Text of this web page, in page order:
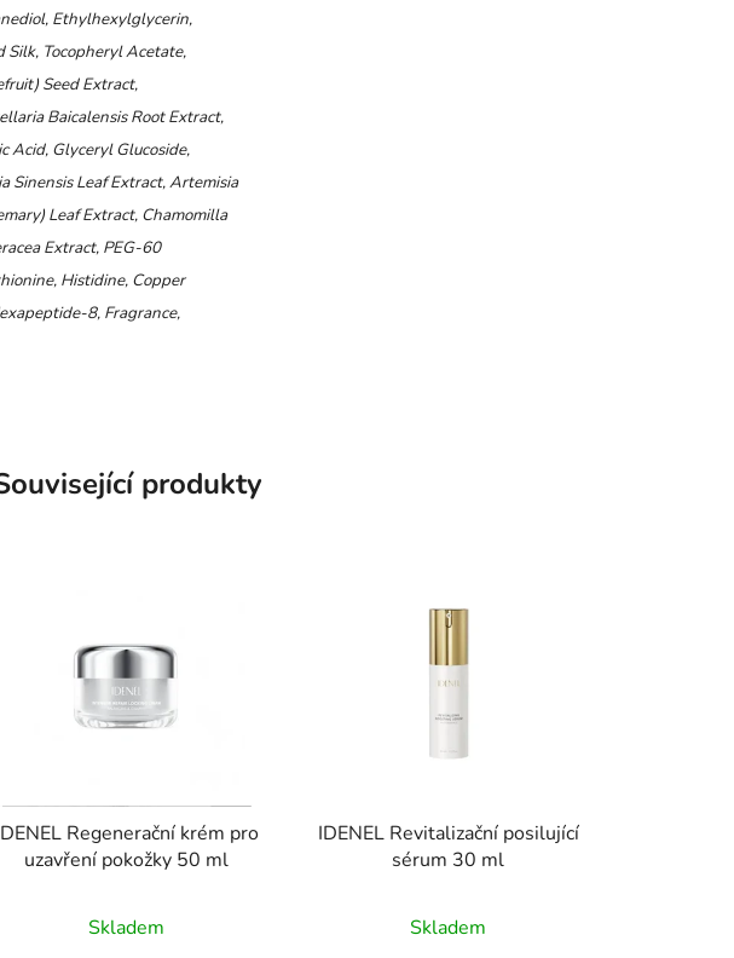
Ethylhexylglycerin,
Silk, TocopherylAcetate,
Seed Extract,
Baicalensis Root Extract,
Acid, Glyceryl Glucoside,
SinensisLeaf Extract, Artemisia
Leaf Extract, Chamomilla
Extract, PEG-60
Histidine, Copper
8, Fragrance,
produkty
Regenerační krém pro
uzavření pokožky 50 ml
Skladem
IDENEL Revitalizační posilující
sérum 30 ml
Skladem